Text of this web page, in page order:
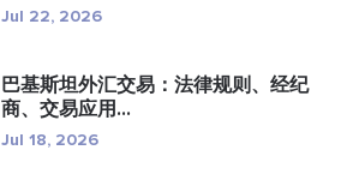
Jul 22, 2026
巴基斯坦外汇交易：法律规则、经纪
商、交易应用...
Jul 18, 2026